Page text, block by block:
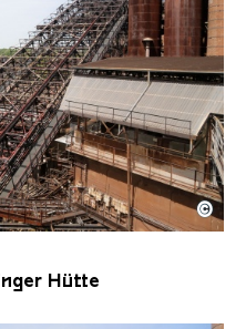
Völklinger Hütte mit
Völklinger Hütte | Karl
©
Hütte